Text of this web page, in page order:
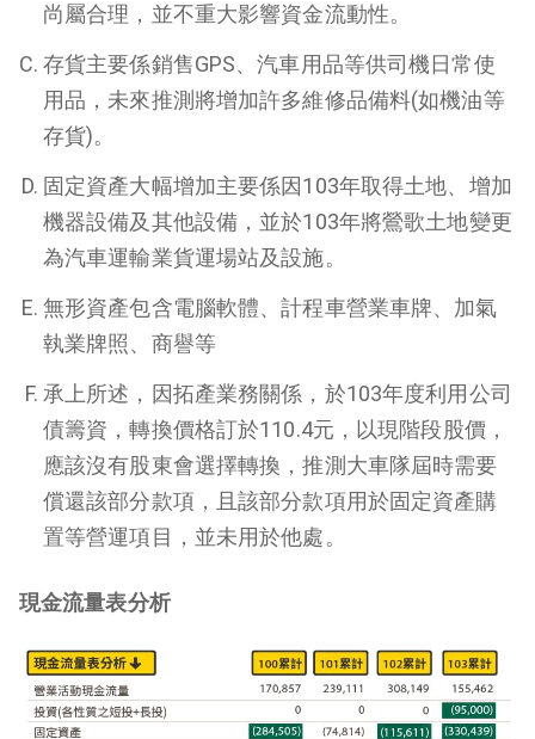
尚屬合理，並不重大影響資金流動性。
存貨主要係銷售GPS、汽車用品等供司機日常使
用品，未來推測將增加許多維修品備料(如機油等
存貨)。
固定資產大幅增加主要係因103年取得土地、增加
機器設備及其他設備，並於103年將鶯歌土地變更
為汽車運輸業貨運場站及設施。
無形資產包含電腦軟體、計程車營業車牌、加氣
執業牌照、商譽等
承上所述，因拓產業務關係，於103年度利用公司
債籌資，轉換價格訂於110.4元，以現階段股價，
應該沒有股東會選擇轉換，推測大車隊屆時需要
償還該部分款項，且該部分款項用於固定資產購
置等營運項目，並未用於他處。
現金流量表分析